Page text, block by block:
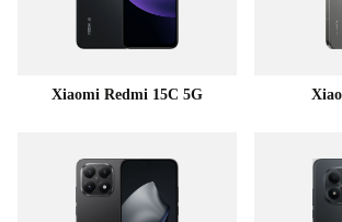
Xiaomi Redmi 15C 5G